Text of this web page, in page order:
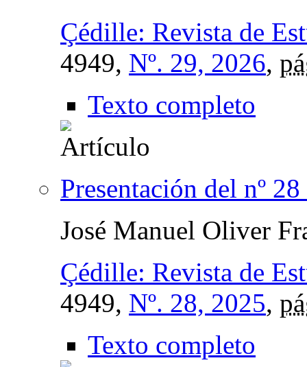
Çédille: Revista de
4949, Nº. 29, 2026,
Texto completo
Presentación del nº
José Manuel Oliver
Çédille: Revista de
4949, Nº. 28, 2025,
Texto completo